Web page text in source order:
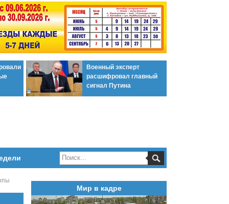
Военный эксперт
расшифровал главный
сигнал Путина
Мир в кадре